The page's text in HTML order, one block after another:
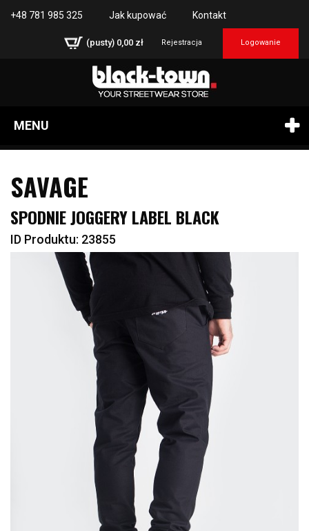
+48 781 985 325 Jak kupować Kontakt
Rejestracja Logowanie
(pusty) 0,00 zł
MENU
SAVAGE
SPODNIE JOGGERY LABEL BLACK
ID Produktu: 23855